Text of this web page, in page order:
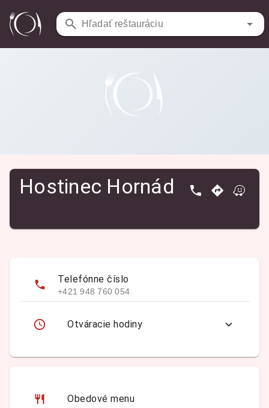
Hľadať reštauráciu
Reštaurácie / Hostinec Hornád
Hostinec Hornád
Telefónne číslo
+421 948 760 054
Otváracie hodiny
Obedové menu